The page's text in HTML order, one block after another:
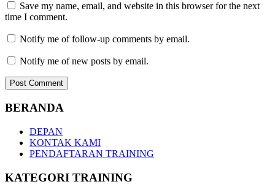
Save my name, email, and website in this browser for the next
time I comment.
Notify me of follow-up comments by email.
Notify me of new posts by email.
BERANDA
DEPAN
KONTAK KAMI
PENDAFTARAN TRAINING
KATEGORI TRAINING